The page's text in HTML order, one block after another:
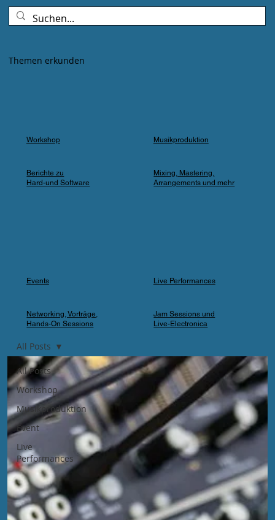
All Posts
Workshop
Musikproduktion
Event
Live
Performances
All Posts
Farbspots in Türkis, Lila und Blau – die
„Erdbeere" versank für ein paar Minuten in
einfach nicht erwartet.
Themen erkunden
Workshop
Berichte zu
Hard-und Software
Musikproduktion
Mixing, Mastering,
Arrangements und mehr
Events
Networking, Vorträge,
Hands-On Sessions
Live Performances
Jam Sessions und
Live-Electronica